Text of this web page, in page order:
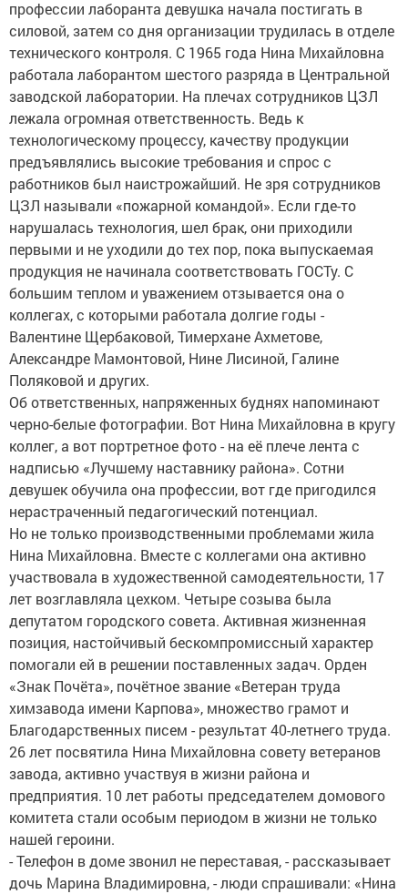
профессии лаборанта девушка начала постигать в
силовой, затем со дня организации трудилась в отделе
технического контроля. С 1965 года Нина Михайловна
работала лаборантом шестого разряда в Центральной
заводской лаборатории. На плечах сотрудников ЦЗЛ
лежала огромная ответственность. Ведь к
технологическому процессу, качеству продукции
предъявлялись высокие требования и спрос с
работников был наистрожайший. Не зря сотрудников
ЦЗЛ называли «пожарной командой». Если где-то
нарушалась технология, шел брак, они приходили
первыми и не уходили до тех пор, пока выпускаемая
продукция не начинала соответствовать ГОСТу. С
большим теплом и уважением отзывается она о
коллегах, с которыми работала долгие годы -
Валентине Щербаковой, Тимерхане Ахметове,
Александре Мамонтовой, Нине Лисиной, Галине
Поляковой и других.
Об ответственных, напряженных буднях напоминают
черно-белые фотографии. Вот Нина Михайловна в кругу
коллег, а вот портретное фото - на её плече лента с
надписью «Лучшему наставнику района». Сотни
девушек обучила она профессии, вот где пригодился
нерастраченный педагогический потенциал.
Но не только производственными проблемами жила
Нина Михайловна. Вместе с коллегами она активно
участвовала в художественной самодеятельности, 17
лет возглавляла цехком. Четыре созыва была
депутатом городского совета. Активная жизненная
позиция, настойчивый бескомпромиссный характер
помогали ей в решении поставленных задач. Орден
«Знак Почёта», почётное звание «Ветеран труда
химзавода имени Карпова», множество грамот и
Благодарственных писем - результат 40-летнего труда.
26 лет посвятила Нина Михайловна совету ветеранов
завода, активно участвуя в жизни района и
предприятия. 10 лет работы председателем домового
комитета стали особым периодом в жизни не только
нашей героини.
- Телефон в доме звонил не переставая, - рассказывает
дочь Марина Владимировна, - люди спрашивали: «Нина